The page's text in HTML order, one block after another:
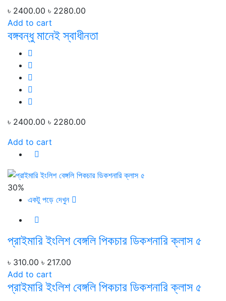
৳ 2400.00 ৳ 2280.00
Add to cart
বঙ্গবন্ধু মানেই স্বাধীনতা
৳ 2400.00 ৳ 2280.00
Add to cart
30%
একটু পড়ে দেখুন
প্রাইমারি ইংলিশ বেঙ্গলি পিকচার ডিকশনারি ক্লাস ৫
৳ 310.00 ৳ 217.00
Add to cart
প্রাইমারি ইংলিশ বেঙ্গলি পিকচার ডিকশনারি ক্লাস ৫